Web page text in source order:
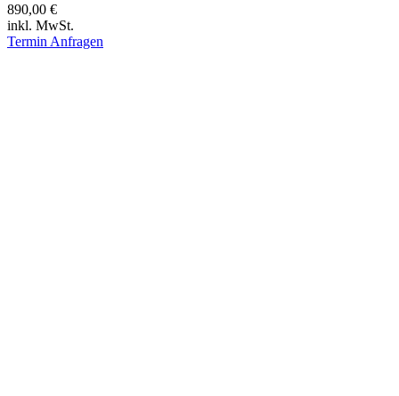
890,00 €
inkl. MwSt.
Termin Anfragen